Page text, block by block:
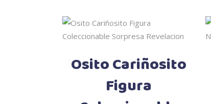
Añadir al carrito
Osito Cariñosito
Figura